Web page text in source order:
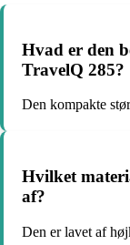
Hvad er den
TravelQ 285?
Den kompakte
Hvilket
af?
Den er lavet af